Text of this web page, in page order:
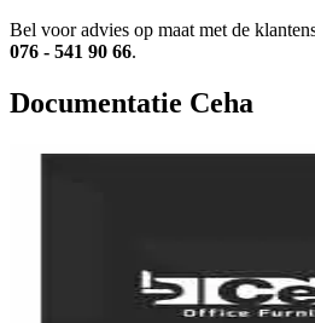
Bel voor advies op maat met de
076 - 541 90 66.
Documentatie Ceha